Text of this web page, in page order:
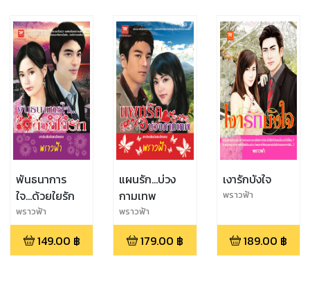
พันธนาการ
ใจ...ด้วยใยรัก
พราวฟ้า
149.00 ฿
แผนรัก...บ่วง
กามเทพ
พราวฟ้า
179.00 ฿
เงารักบังใจ
พราวฟ้า
189.00 ฿